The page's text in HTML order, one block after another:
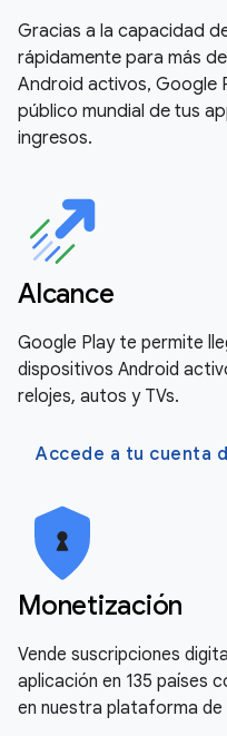
Gracias a la capacidad
rápidamente para más
Android activos, Google
público mundial de tus
ingresos.
Alcance
Google Play te permite
dispositivos Android
relojes, autos y TVs.
Accede a tu cuenta
Monetización
Vende suscripciones
aplicación en 135 países
en nuestra plataforma